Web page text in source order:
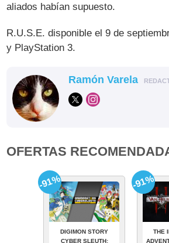
aliados habían supuesto.
R.U.S.E. disponible el 9 de
y PlayStation 3.
Ramón Varela
OFERTAS
DIGIMON STORY
CYBER SLEUTH:
-91%
THE
-91%